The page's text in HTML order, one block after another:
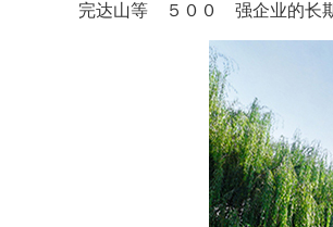
完达山等 ５００ 强企业的长期